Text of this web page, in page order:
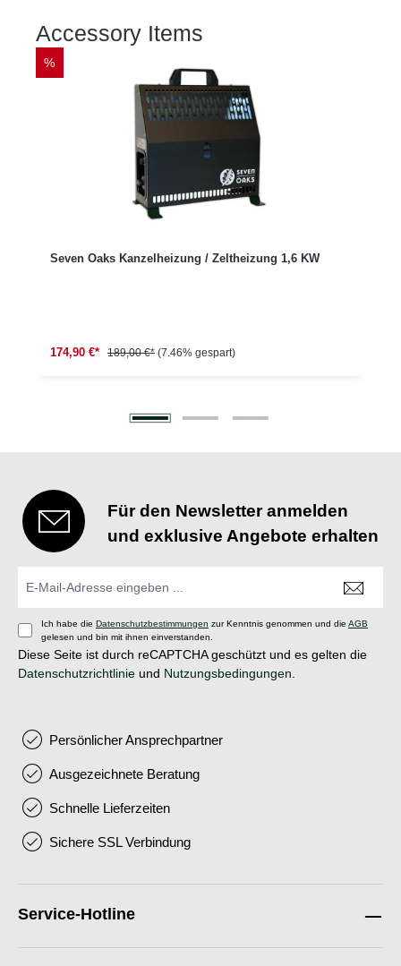
Produktgalerie überspringen
Accessory Items
%
Seven Oaks Kanzelheizung / Zeltheizung 1,6 KW
174,90 €* 189,00 €* (7.46% gespart)
Für den Newsletter anmelden
und exklusive Angebote erhalten
Ich habe die Datenschutzbestimmungen zur Kenntnis genommen und die AGB
gelesen und bin mit ihnen einverstanden.
Diese Seite ist durch reCAPTCHA geschützt und es gelten die
Datenschutzrichtlinie und Nutzungsbedingungen
Persönlicher Ansprechpartner
Ausgezeichnete Beratung
Schnelle Lieferzeiten
Sichere SSL Verbindung
Service-Hotline